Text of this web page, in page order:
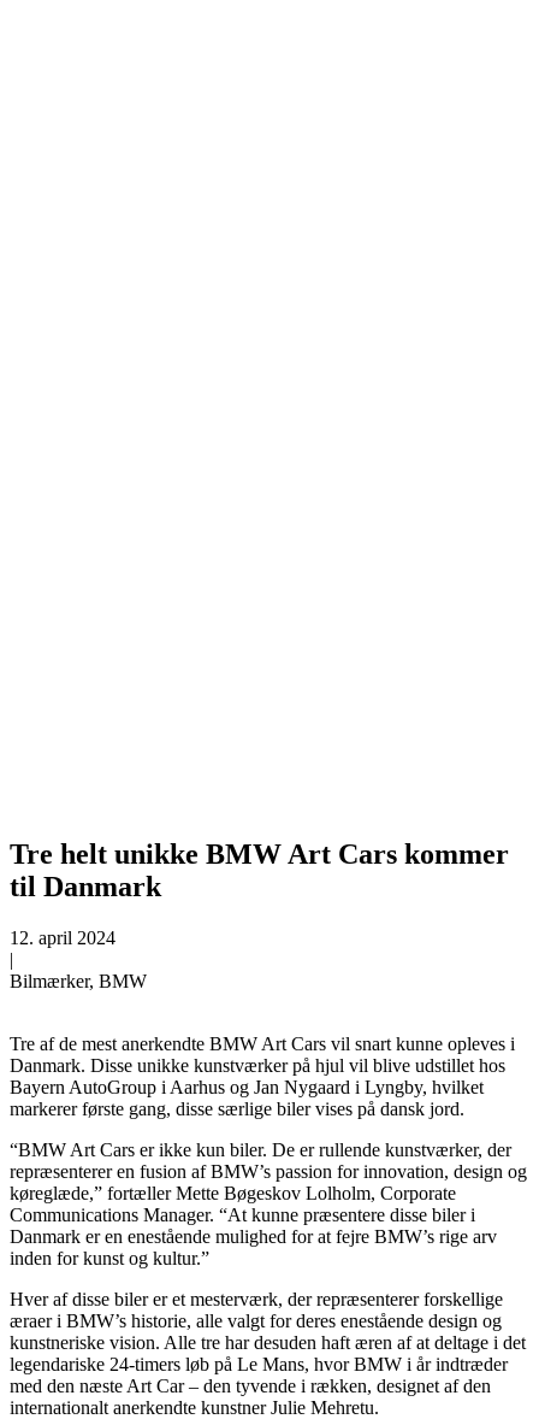
Tre helt unikke BMW Art Cars kommer
til Danmark
12. april 2024
|
Bilmærker, BMW
Tre af de mest anerkendte BMW Art Cars vil snart kunne opleves i
Danmark. Disse unikke kunstværker på hjul vil blive udstillet hos
Bayern AutoGroup i Aarhus og Jan Nygaard i Lyngby, hvilket
markerer første gang, disse særlige biler vises på dansk jord.
“BMW Art Cars er ikke kun biler. De er rullende kunstværker, der
repræsenterer en fusion af BMW’s passion for innovation, design og
køreglæde,” fortæller Mette Bøgeskov Lolholm, Corporate
Communications Manager. “At kunne præsentere disse biler i
Danmark er en enestående mulighed for at fejre BMW’s rige arv
inden for kunst og kultur.”
Hver af disse biler er et mesterværk, der repræsenterer forskellige
æraer i BMW’s historie, alle valgt for deres enestående design og
kunstneriske vision. Alle tre har desuden haft æren af at deltage i det
legendariske 24-timers løb på Le Mans, hvor BMW i år indtræder
med den næste Art Car – den tyvende i rækken, designet af den
internationalt anerkendte kunstner Julie Mehretu.